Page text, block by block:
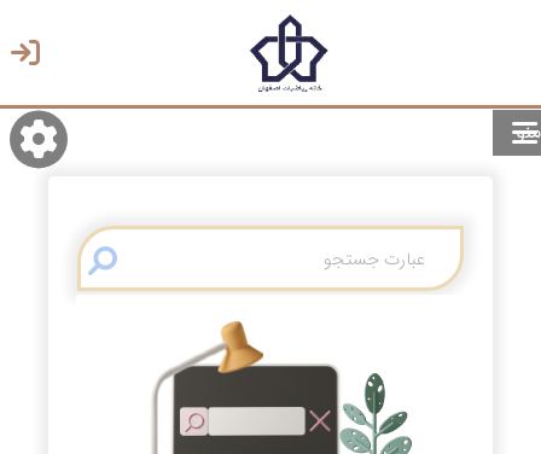
منو
انتخاب زبان